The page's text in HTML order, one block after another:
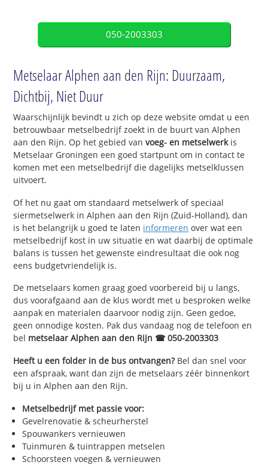
050-2003303
Metselaar Alphen aan den Rijn: Duurzaam,
Dichtbij, Niet Duur
Waarschijnlijk bevindt u zich op deze website omdat u een
betrouwbaar metselbedrijf zoekt in de buurt van Alphen
aan den Rijn. Op het gebied van voeg- en metselwerkis
Metselaar Groningen een goed startpunt om in contact te
komen met een metselbedrijf die dagelijks metselklussen
uitvoert.
Of het nu gaat om standaard metselwerk of speciaal
siermetselwerk in Alphen aan den Rijn (Zuid-Holland), dan
is het belangrijk u goed te laten informeren over wat een
metselbedrijf kost in uw situatie en wat daarbij de optimale
balans is tussen het gewenste eindresultaat die ook nog
eens budgetvriendelijk is.
De metselaars komen graag goed voorbereid bij u langs,
dus voorafgaand aan de klus wordt met u besproken welke
aanpak en materialen daarvoor nodig zijn. Geen gedoe,
geen onnodige kosten. Pak dus vandaag nog de telefoon en
bel metselaar Alphen aan den Rijn ☎ 050-2003303
Heeft u een folder in de bus ontvangen?Bel dan snel voor
een afspraak, want dan zijn de metselaars zéér binnenkort
bij u in Alphen aan den Rijn.
Metselbedrijf met passie voor:
Gevelrenovatie & scheurherstel
Spouwankers vernieuwen
Tuinmuren & tuintrappen metselen
Schoorsteen voegen & vernieuwen